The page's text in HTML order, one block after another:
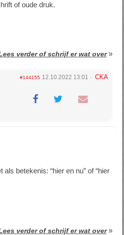
of oude druk.
verder of schrijf er wat over»
#144155 12.10.2022 13:01 CKA
betekenis: “hier en nu” of “hier
verder of schrijf er wat over»